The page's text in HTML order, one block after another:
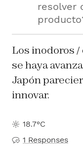
resolver
Los inodoros
se haya
Japón
innovar.
18.7°C
1 Responses